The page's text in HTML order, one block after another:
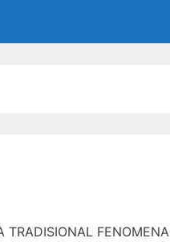
TRADISIONAL FENOMENA